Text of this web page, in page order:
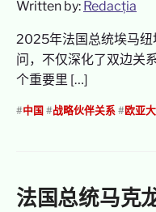
Written by: Redacția
2025年法国总统埃马纽
问，不仅深化了双边关
个重要里 […]
#中国 #战略伙伴关系 #欧亚
法国总统马克